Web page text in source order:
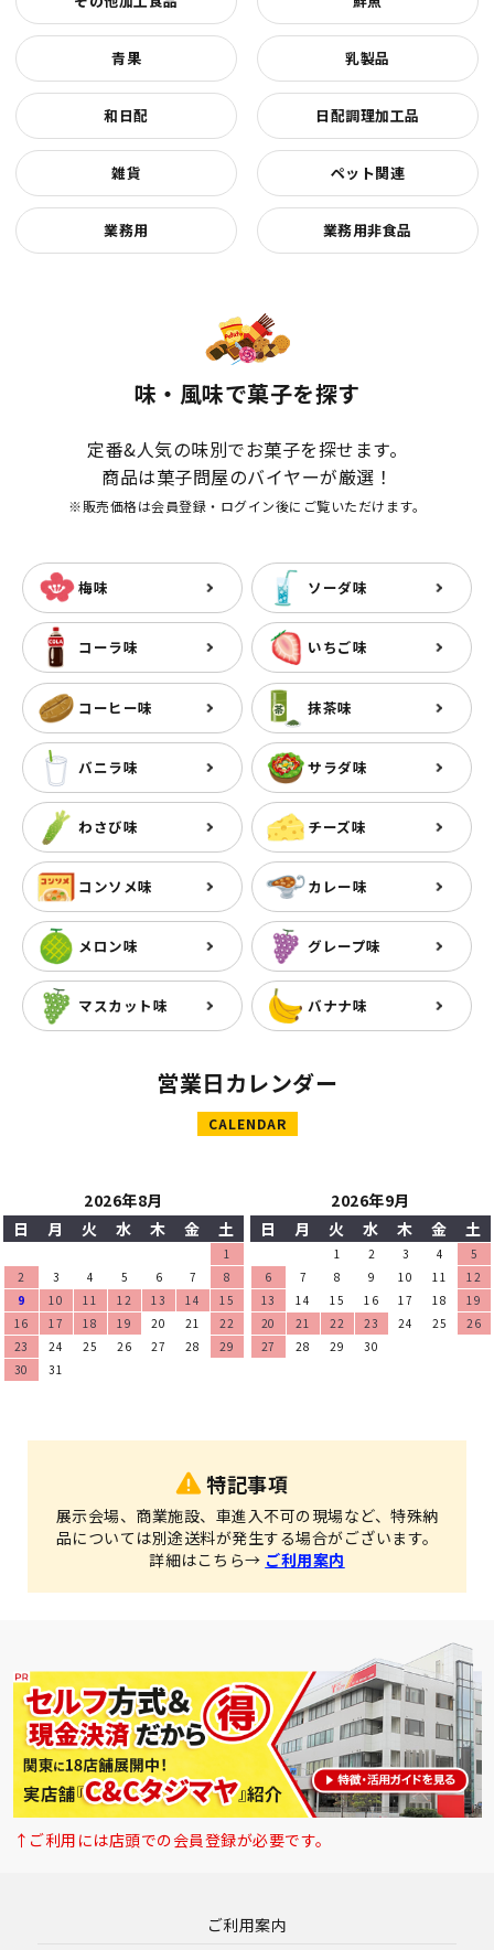
青果 乳製品
和日配 日配調理加工品
雑貨 ペット関連
業務用 業務用非食品
味・風味で菓子を探す
定番&人気の味別でお菓子を探せます。
商品は菓子問屋のバイヤーが厳選！
※販売価格は会員登録・ログイン後にご覧いただけます。
梅味 ソーダ味
コーラ味 いちご味
コーヒー味 抹茶味
バニラ味 サラダ味
わさび味 チーズ味
コンソメ味 カレー味
メロン味 グレープ味
マスカット味 バナナ味
営業日カレンダー
CALENDAR
2026年8月
日
月 火 水 木 金 土
1
2
3 4 5 6 7
8
9
10 11 12 13 14
15
16
17 18 19 20 21
22
23
24 25 26 27 28
29
30
31
2026年9月
日
月 火 水 木 金 土
1 2 3 4
5
6
7 8 9 10 11
12
13
14 15 16 17 18
19
20
21 22 23 24 25
26
27
28 29 30
特記事項
展示会場、商業施設、車進入不可の現場など、特殊納
品については別途送料が発生する場合がございます。
詳細はこちら→ ご利用案内
↑ご利用には店頭での会員登録が必要です。
ご利用案内